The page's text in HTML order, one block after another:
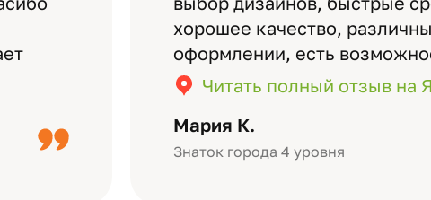
Мария К.
Знаток города 4 уровня
хорошее качество,
оформлении, есть
кадры (потом можно
короткое видео с детьми,
Небольшой…
Читать полный отзыв на